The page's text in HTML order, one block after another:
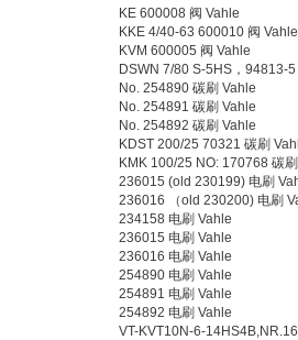
KE 600008 阀 Vahle
KKE 4/40-63 600010 阀
KVM 600005 阀 Vahle
DSWN 7/80 S-5HS，94813-
No. 254890 碳刷 Vahle
No. 254891 碳刷 Vahle
No. 254892 碳刷 Vahle
KDST 200/25 70321 碳刷
KMK 100/25 NO: 170768 碳
236015 (old 230199) 电刷
236016 （old 230200) 电刷
234158 电刷 Vahle
236015 电刷 Vahle
236016 电刷 Vahle
254890 电刷 Vahle
254891 电刷 Vahle
254892 电刷 Vahle
VT-KVT10N-6-